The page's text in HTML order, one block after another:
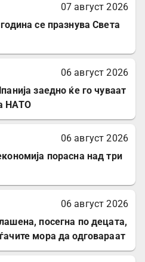
07 август 2026
се празнува Света
06 август 2026
заедно ќе го чуваат
НАТО
06 август 2026
порасна над три
06 август 2026
посегна по децата,
мора да одговараат